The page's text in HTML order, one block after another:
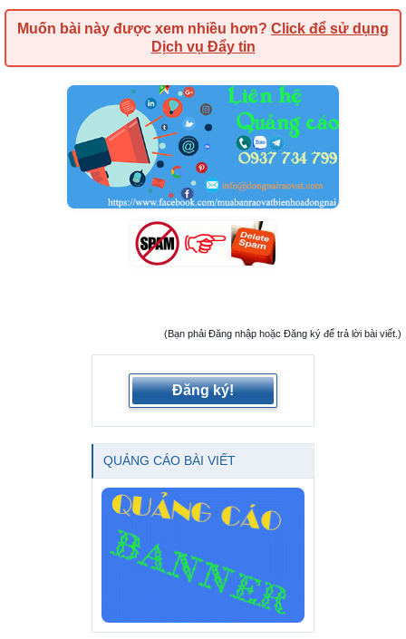
Muốn bài này được xem nhiều hơn? Click để sử dụng
Dịch vụ Đẩy tin
(Bạn phải Đăng nhập hoặc Đăng ký để trả lời bài viết.)
Đăng ký!
QUẢNG CÁO BÀI VIẾT